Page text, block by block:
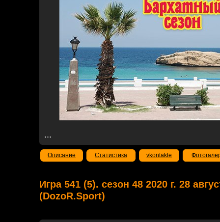
...
Описание Статистика vkontakte
Игра 541 (5). сезон 48 2020 г. 28
(DozoR.Sport)